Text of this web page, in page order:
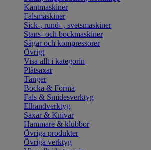
Kantmaskiner
Falsmaskiner
Sick-, rund- , svetsmaskiner
Stans- och bockmaskiner
Sågar och kompressorer
Övrigt
Visa allt i kategorin
Plåtsaxar
Tänger
Bocka & Forma
Fals & Smidesverktyg
Elhandverktyg
Saxar & Knivar
Hammare & klubbor
Övriga produkter
Övriga verktyg